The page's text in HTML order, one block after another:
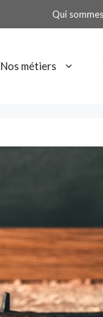
Qui
Nos métiers